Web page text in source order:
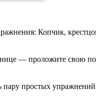
Копчик,
— проложите свою
пару простых